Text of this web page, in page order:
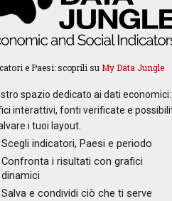
e Paesi: scoprili su My Data Jungle
spazio dedicato ai dati economici:
interattivi, fonti verificate e
i tuoi layout.
Scegli indicatori, Paesi e periodo
Confronta i risultati con grafici
dinamici
Salva e condividi ciò che ti serve